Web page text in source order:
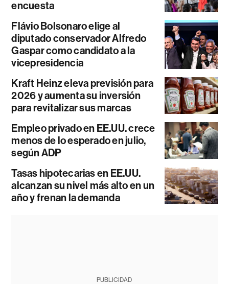
encuesta
Flávio Bolsonaro elige al
diputado conservador Alfredo
Gaspar como candidato a la
vicepresidencia
Kraft Heinz eleva previsión para
2026 y aumenta su inversión
para revitalizar sus marcas
Empleo privado en EE.UU. crece
menos de lo esperado en julio,
según ADP
Tasas hipotecarias en EE.UU.
alcanzan su nivel más alto en un
año y frenan la demanda
PUBLICIDAD